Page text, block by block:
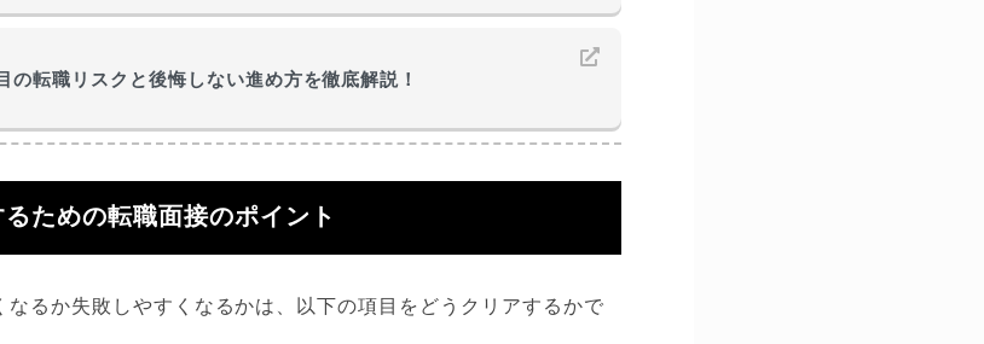
の転職リスクと後悔しない進め方を徹底解説！
ための転職面接のポイント
るか失敗しやすくなるかは、以下の項目をどうクリアするかで